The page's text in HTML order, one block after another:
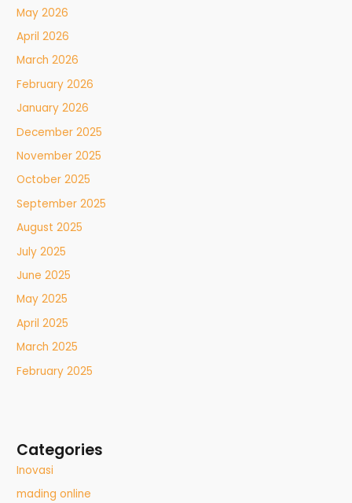
May 2026
April 2026
March 2026
February 2026
January 2026
December 2025
November 2025
October 2025
September 2025
August 2025
July 2025
June 2025
May 2025
April 2025
March 2025
February 2025
Categories
Inovasi
mading online